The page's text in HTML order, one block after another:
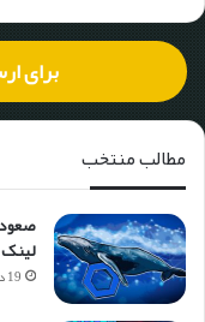
برای
مطالب منتخب
لینک
19 دی 1402